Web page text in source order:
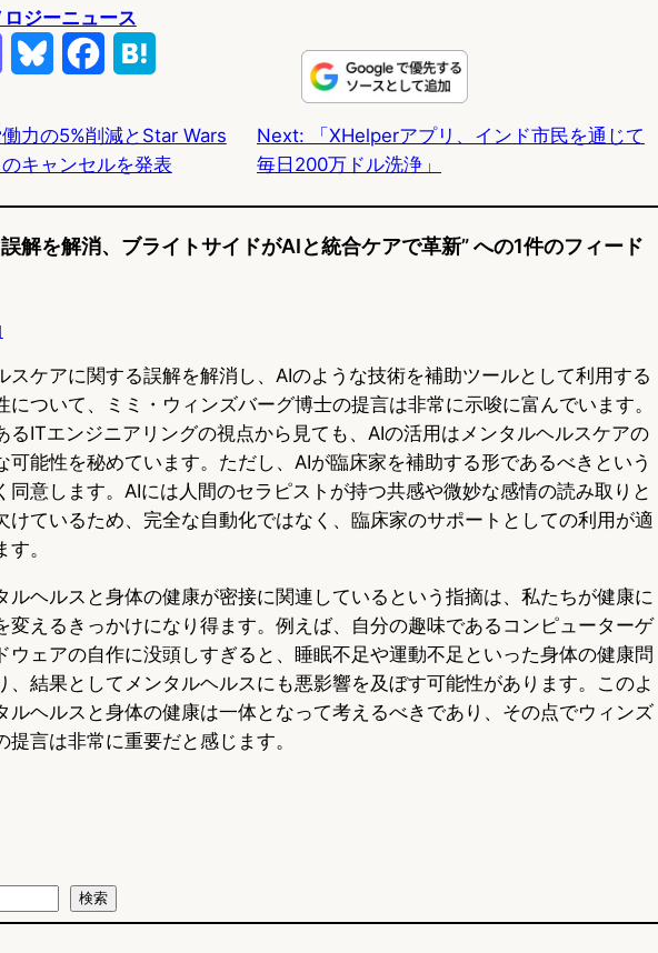
ジーニュース
s
t
d
u
e
k
c
e
o
t
e
力の5%削減とStar Wars
キャンセルを発表
Next:
「XHelperアプリ、インド市民を通じて
毎日200万ドル洗浄」
解を解消、ブライトサイドがAIと統合ケアで革新” への1件のフィード
スケアに関する誤解を解消し、AIのような技術を補助ツールとして利用する
について、ミミ・ウィンズバーグ博士の提言は非常に示唆に富んでいます。
るITエンジニアリングの視点から見ても、AIの活用はメンタルヘルスケアの
可能性を秘めています。ただし、AIが臨床家を補助する形であるべきという
同意します。AIには人間のセラピストが持つ共感や微妙な感情の読み取りと
けているため、完全な自動化ではなく、臨床家のサポートとしての利用が適
。
ルヘルスと身体の健康が密接に関連しているという指摘は、私たちが健康に
変えるきっかけになり得ます。例えば、自分の趣味であるコンピューターゲ
ウェアの自作に没頭しすぎると、睡眠不足や運動不足といった身体の健康問
、結果としてメンタルヘルスにも悪影響を及ぼす可能性があります。このよ
ルヘルスと身体の健康は一体となって考えるべきであり、その点でウィンズ
提言は非常に重要だと感じます。
検索